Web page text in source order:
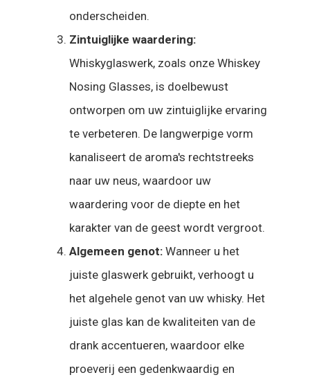
onderscheiden.
Zintuiglijke waardering:
Whiskyglaswerk, zoals onze Whiskey
Nosing Glasses, is doelbewust
ontworpen om uw zintuiglijke ervaring
te verbeteren. De langwerpige vorm
kanaliseert de aroma's rechtstreeks
naar uw neus, waardoor uw
waardering voor de diepte en het
karakter van de geest wordt vergroot.
Algemeen genot: Wanneer u het
juiste glaswerk gebruikt, verhoogt u
het algehele genot van uw whisky. Het
juiste glas kan de kwaliteiten van de
drank accentueren, waardoor elke
proeverij een gedenkwaardig en